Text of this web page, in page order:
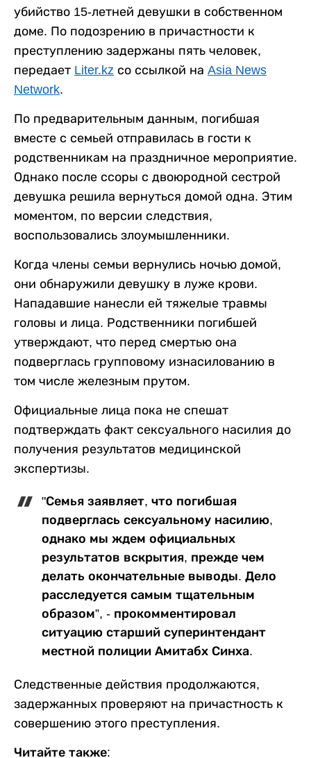
убийство 15-летней девушки в собственном
доме. По подозрению в причастности к
преступлению задержаны пять человек,
передает Liter.kz со ссылкой на Asia News
Network.
По предварительным данным, погибшая
вместе с семьей отправилась в гости к
родственникам на праздничное мероприятие.
Однако после ссоры с двоюродной сестрой
девушка решила вернуться домой одна. Этим
моментом, по версии следствия,
воспользовались злоумышленники.
Когда члены семьи вернулись ночью домой,
они обнаружили девушку в луже крови.
Нападавшие нанесли ей тяжелые травмы
головы и лица. Родственники погибшей
утверждают, что перед смертью она
подверглась групповому изнасилованию в
том числе железным прутом.
Официальные лица пока не спешат
подтверждать факт сексуального насилия до
получения результатов медицинской
экспертизы.
"Семья заявляет, что погибшая
подверглась сексуальному насилию,
однако мы ждем официальных
результатов вскрытия, прежде чем
делать окончательные выводы. Дело
расследуется самым тщательным
образом”, - прокомментировал
ситуацию старший суперинтендант
местной полиции Амитабх Синха.
Следственные действия продолжаются,
задержанных проверяют на причастность к
совершению этого преступления.
Читайте также: